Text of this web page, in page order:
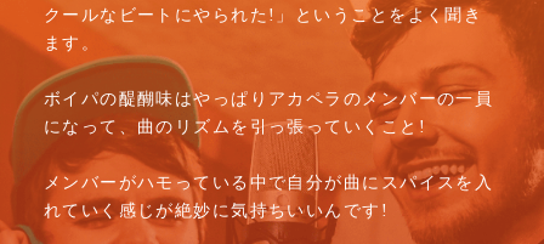
クールなビートにやられた!」ということをよく聞き
ます。
ボイパの醍醐味はやっぱりアカペラのメンバーの一員
になって、曲のリズムを引っ張っていくこと!
メンバーがハモっている中で自分が曲にスパイスを入
れていく感じが絶妙に気持ちいいんです!